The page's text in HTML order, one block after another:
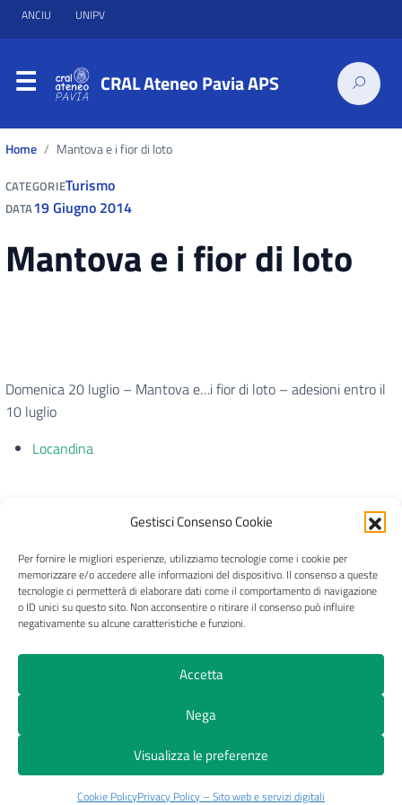
Gestisci Consenso Cookie
Per fornire le migliori esperienze, utilizziamo tecnologie come i cookie per
memorizzare e/o accedere alle informazioni del dispositivo. Il consenso a queste
tecnologie ci permetterà di elaborare dati come il comportamento di navigazione
o ID unici su questo sito. Non acconsentire o ritirare il consenso può influire
negativamente su alcune caratteristiche e funzioni.
Accetta
Nega
Visualizza le preferenze
Cookie PolicyPrivacy Policy – Sito web e servizi digitali
ANCIU UNIPV
CRAL Ateneo Pavia APS
Home Mantova e i fior di loto
CATEGORIETurismo
DATA19 Giugno 2014
Mantova e i fior di loto
Domenica 20 luglio – Mantova e…i fior di loto – adesioni entro il
10 luglio
Locandina
CRAL Ateneo Pavia APS
Privacy Trasparenza Pagamenti e fatture
Cookie Policy (UE)
© 2026 CRAL Ateneo Pavia APS